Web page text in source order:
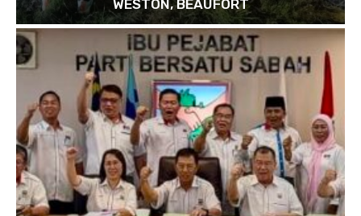
WESTON, BEAUFORT